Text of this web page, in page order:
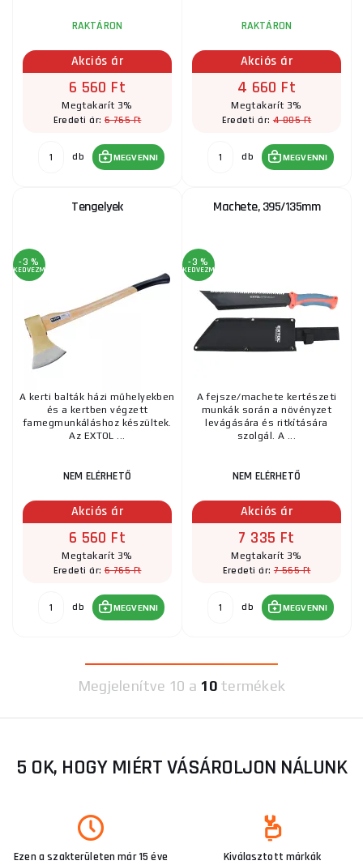
RAKTÁRON
Akciós ár
6 560 Ft
Megtakarít 3%
Eredeti ár:6 765 Ft
db MEGVENNI
RAKTÁRON
Akciós ár
4 660 Ft
Megtakarít 3%
Eredeti ár:4 805 Ft
db MEGVENNI
Tengelyek
-3 %
KEDVEZMÉNY
A kerti balták házi műhelyekben
és a kertben végzett
famegmunkáláshoz készültek.
Az EXTOL ...
NEM ELÉRHETŐ
Akciós ár
6 560 Ft
Megtakarít 3%
Eredeti ár:6 765 Ft
db MEGVENNI
Machete, 395/135mm
-3 %
KEDVEZMÉNY
A fejsze/machete kertészeti
munkák során a növényzet
levágására és ritkítására
szolgál. A ...
NEM ELÉRHETŐ
Akciós ár
7 335 Ft
Megtakarít 3%
Eredeti ár:7 565 Ft
db MEGVENNI
Megjelenítve 10 a 10termékek
5 OK, HOGY MIÉRT VÁSÁROLJON NÁLUNK
Ezen a szakterületen már 15 éve
Kiválasztott márkák